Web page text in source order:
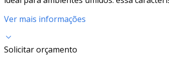
Ver mais informações
Solicitar orçamento